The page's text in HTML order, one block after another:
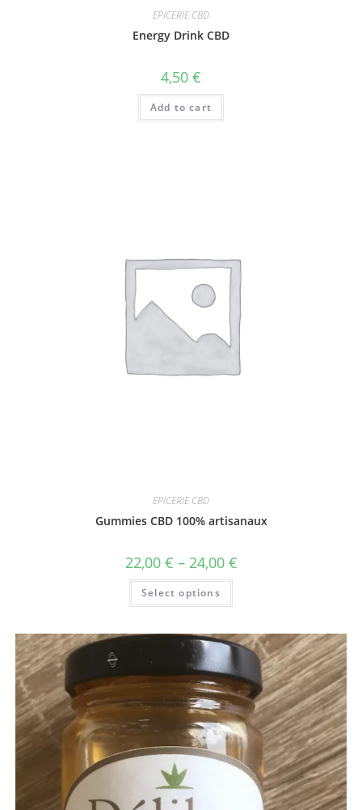
EPICERIE CBD
Energy Drink CBD
4,50 €
Add to cart
EPICERIE CBD
Gummies CBD 100% artisanaux
22,00 € – 24,00 €
Select options